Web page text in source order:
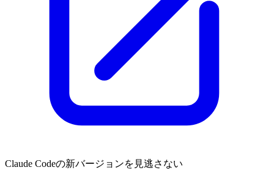
Claude Codeの新バージョンを見逃さない